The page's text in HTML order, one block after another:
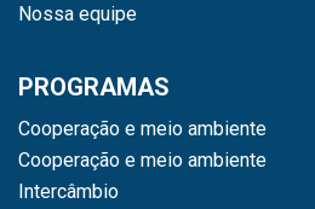
Nossa equipe
PROGRAMAS
Cooperação e meio ambiente
Cooperação e meio ambiente
Intercâmbio